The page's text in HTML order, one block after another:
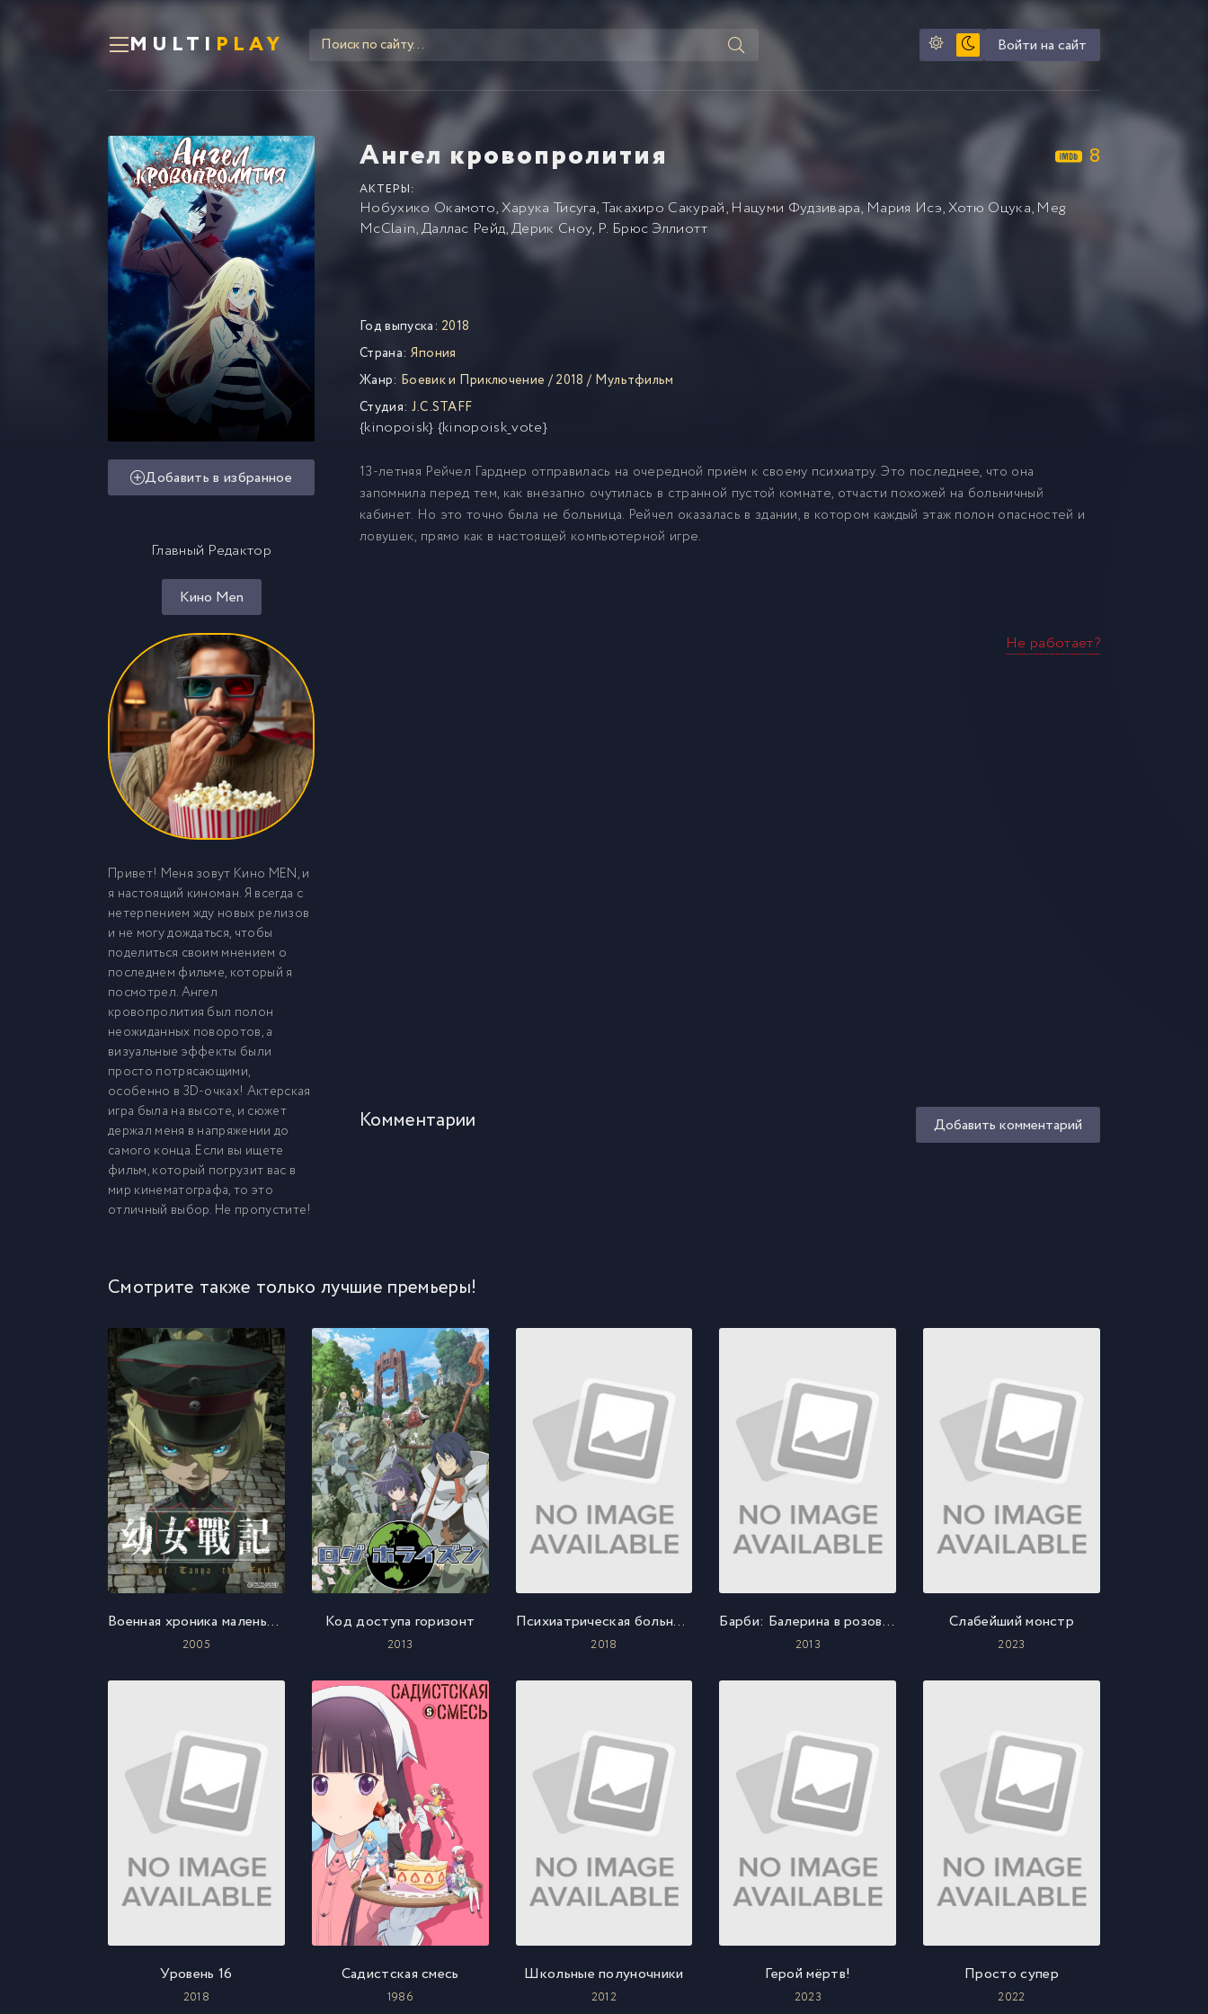
MULTI PLAY Войти на сайт
Ангел кровопролития 8
АКТЕРЫ:
Нобухико Окамото,Харука Тисуга,Такахиро Сакурай, Нацуми Фудзивара,Мария Исэ,Хотю Оцука, Meg
McClain,Даллас Рейд,Дерик Сноу, Р. Брюс Эллиотт
Добавить в избранное
Главный Редактор
Кино Men
Привет! Меня зовут Кино MEN, и
я настоящий киноман. Я всегда с
нетерпением жду новых релизов
и не могу дождаться, чтобы
поделиться своим мнением о
последнем фильме, который я
посмотрел. Ангел
кровопролития был полон
неожиданных поворотов, а
визуальные эффекты были
просто потрясающими,
особенно в 3D-очках! Актерская
игра была на высоте, и сюжет
держал меня в напряжении до
самого конца. Если вы ищете
фильм, который погрузит вас в
мир кинематографа, то это
отличный выбор. Не пропустите!
Год выпуска: 2018
Страна: Япония
Жанр: Боевик и Приключение /2018 / Мультфильм
Студия: J.C.STAFF
{kinopoisk} {kinopoisk_vote}
13-летняя Рейчел Гарднер отправилась на очередной приём к своему психиатру. Это последнее, что она
запомнила перед тем, как внезапно очутилась в странной пустой комнате, отчасти похожей на больничный
кабинет. Но это точно была не больница. Рейчел оказалась в здании, в котором каждый этаж полон опасностей и
ловушек, прямо как в настоящей компьютерной игре.
Не работает?
Комментарии Добавить комментарий
Смотрите также только лучшие премьеры!
Военная хроника маленькой девочки
2005
Код доступа горизонт
2013
Психиатрическая больница Конджиам
2018
Барби: Балерина в розовых пуантах
2013
Слабейший монстр
2023
Уровень 16
2018
Садистская смесь
1986
Школьные полуночники
2012
Герой мёртв!
2023
Просто супер
2022